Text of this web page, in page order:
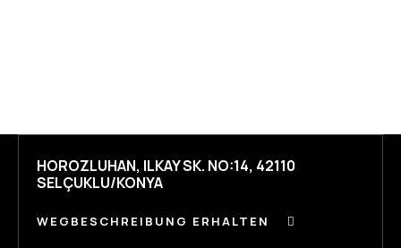
HOROZLUHAN, ILKAY SK. NO:14, 42110
SELÇUKLU/KONYA
WEGBESCHREIBUNG ERHALTEN